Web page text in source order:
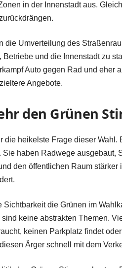
in der Innenstadt aus.
die Umverteilung des
und die Innenstadt zu
Auto gegen Rad und eher
Angebote.
den Grünen
die heikelste Frage dieser Wahl.
haben Radwege ausgebaut,
den öffentlichen Raum stärker
Sichtbarkeit die Grünen im
keine abstrakten Themen.
keinen Parkplatz findet
Ärger schnell mit dem